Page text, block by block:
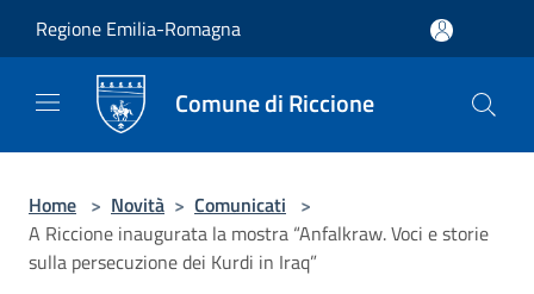
Regione Emilia-Romagna
Comune di Riccione
Home > Novità > Comunicati >
A Riccione inaugurata la mostra “Anfalkraw. Voci e storie
sulla persecuzione dei Kurdi in Iraq”